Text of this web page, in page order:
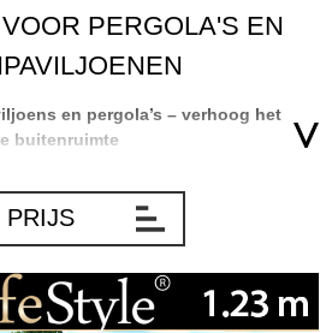
PERGOLA'S EN
en pergola’s – verhoog het
buitenruimte
het buitenleven te genieten. Of je nu
met een tijdloos dakontwerp of
Door de juiste paviljoen
– zoals zijwanden, schermen,
PRIJS